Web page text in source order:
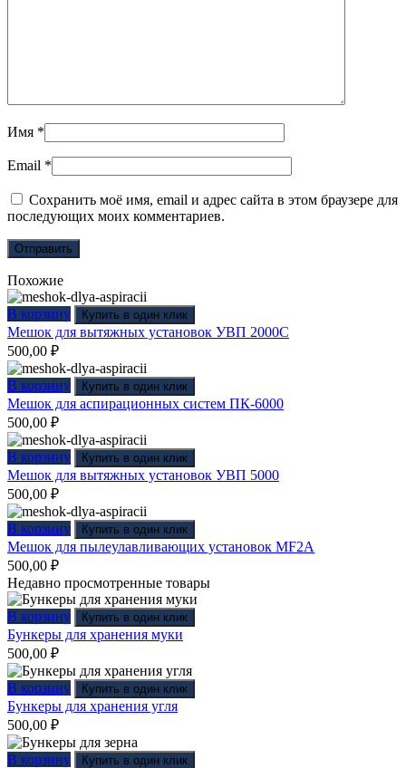
Имя *
Email *
Сохранить моё имя, email и адрес сайта в этом браузере для
последующих моих комментариев.
Похожие
В корзину Купить в один клик
Мешок для вытяжных установок УВП 2000С
500,00 ₽
В корзину Купить в один клик
Мешок для аспирационных систем ПК-6000
500,00 ₽
В корзину Купить в один клик
Мешок для вытяжных установок УВП 5000
500,00 ₽
В корзину Купить в один клик
Мешок для пылеулавливающих установок MF2A
500,00 ₽
Недавно просмотренные товары
В корзину Купить в один клик
Бункеры для хранения муки
500,00 ₽
В корзину Купить в один клик
Бункеры для хранения угля
500,00 ₽
В корзину Купить в один клик